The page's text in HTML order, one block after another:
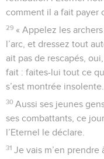
comment il a fait payer
29 « Appelez les
l’arc, et dressez tout
ait pas de rescapés,
fait : faites-lui tout ce
s’est montrée
30 Aussi ses jeunes
ses combattants, ce
l’Eternel le déclare.
31 Je vais m’en prendre